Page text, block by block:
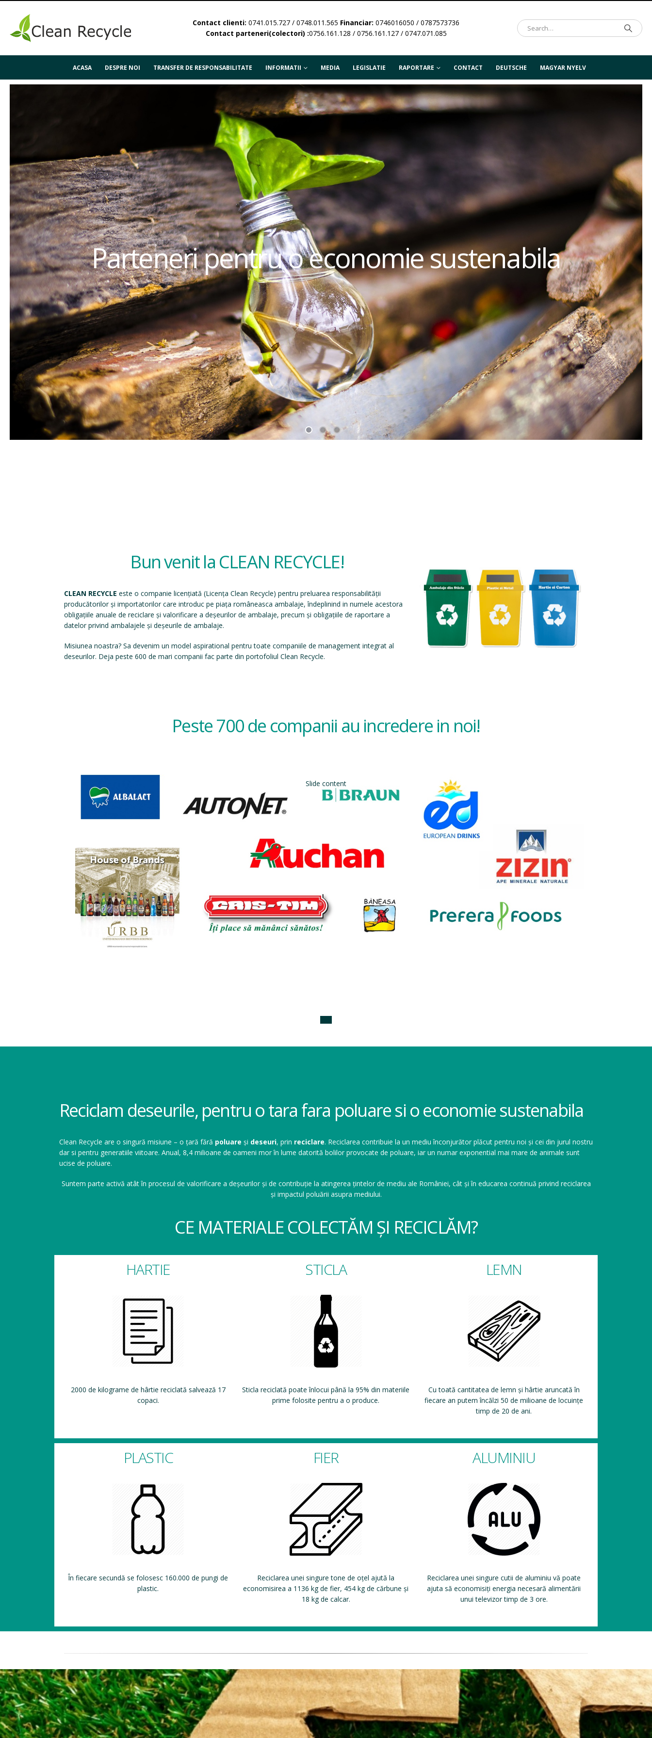
Contact clienti: 0741.015.727 / 0748.011.565 Financiar: 0746016050 / 0787573736
Contact parteneri(colectori) :0756.161.128 / 0756.161.127 / 0747.071.085
ACASA DESPRE NOI TRANSFER DE RESPONSABILITATE INFORMATII MEDIA LEGISLATIE RAPORTARE CONTACT DEUTSCHE MAGYAR NYELV
Parteneri pentru o economie sustenabila
Bun venit la CLEAN RECYCLE!
CLEAN RECYCLE este o companie licențiată (Licența Clean Recycle) pentru preluarea responsabilității
producătorilor și importatorilor care introduc pe piața româneasca ambalaje, îndeplinind in numele acestora
obligațiile anuale de reciclare și valorificare a deșeurilor de ambalaje, precum și obligațiile de raportare a
datelor privind ambalajele și deșeurile de ambalaje.
Misiunea noastra? Sa devenim un model aspirational pentru toate companiile de management integrat al
deseurilor. Deja peste 600 de mari companii fac parte din portofoliul Clean Recycle.
Peste 700 de companii au incredere in noi!
Reciclam deseurile, pentru o tara fara poluare si o economie sustenabila
Clean Recycle are o singură misiune – o țară fără poluare și deseuri, prin reciclare. Reciclarea contribuie la un mediu înconjurător plăcut pentru noi și cei din jurul nostru
dar si pentru generatiile viitoare. Anual, 8,4 milioane de oameni mor în lume datorită bolilor provocate de poluare, iar un numar exponential mai mare de animale sunt
ucise de poluare.
Suntem parte activă atât în procesul de valorificare a deșeurilor și de contribuție la atingerea țintelor de mediu ale României, cât și în educarea continuă privind reciclarea
și impactul poluării asupra mediului.
CE MATERIALE COLECTĂM ȘI RECICLĂM?
HARTIE
2000 de kilograme de hârtie reciclată salvează 17
copaci.
STICLA
Sticla reciclată poate înlocui până la 95% din materiile
prime folosite pentru a o produce.
LEMN
Cu toată cantitatea de lemn și hârtie aruncată în
fiecare an putem încălzi 50 de milioane de locuințe
timp de 20 de ani.
PLASTIC
În fiecare secundă se folosesc 160.000 de pungi de
plastic.
FIER
Reciclarea unei singure tone de oțel ajută la
economisirea a 1136 kg de fier, 454 kg de cărbune și
18 kg de calcar.
ALUMINIU
Reciclarea unei singure cutii de aluminiu vă poate
ajuta să economisiți energia necesară alimentării
unui televizor timp de 3 ore.